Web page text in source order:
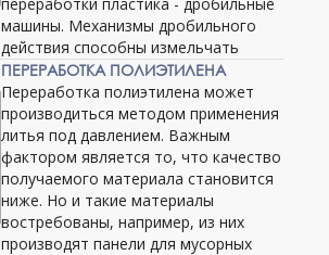
машины. Механизмы дробильного
действия способны измельчать
ПЕРЕРАБОТКА ПОЛИЭТИЛЕНА
Переработка полиэтилена может
производиться методом применения
литья под давлением. Важным
фактором является то, что качество
получаемого материала становится
ниже. Но и такие материалы
востребованы, например, из них
производят панели для мусорных